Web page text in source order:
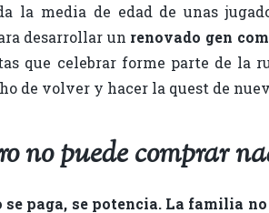
la media de edad de unas
desarrollar un renovado gen
que celebrar forme parte de la
de volver y hacer la quest de
no puede comprar
paga, se potencia. La familia